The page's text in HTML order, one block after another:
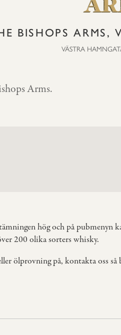
BISHOPS ARMS,
VÄSTRA
Arms.
hög och på
200 olika sorters whisky.
ölprovning på, kontakta oss så